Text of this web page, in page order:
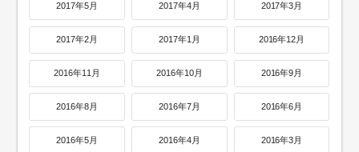
2017年5月 2017年4月 2017年3月
2017年2月 2017年1月 2016年12月
2016年11月 2016年10月 2016年9月
2016年8月 2016年7月 2016年6月
2016年5月 2016年4月 2016年3月